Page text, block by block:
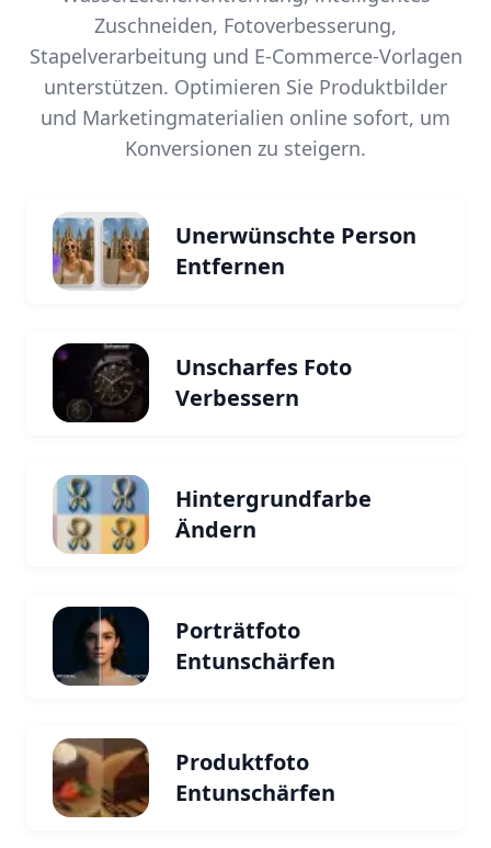
Zuschneiden, Fotoverbesserung,
Stapelverarbeitung und E-Commerce-Vorlagen
unterstützen. Optimieren Sie Produktbilder
und Marketingmaterialien online sofort, um
Konversionen zu steigern.
Unerwünschte Person
Entfernen
Unscharfes Foto
Verbessern
Hintergrundfarbe
Ändern
Porträtfoto
Entunschärfen
Produktfoto
Entunschärfen